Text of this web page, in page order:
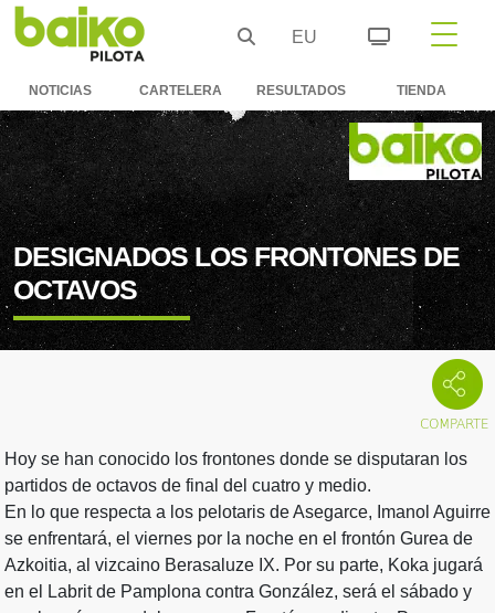
EU
NOTICIAS CARTELERA RESULTADOS TIENDA
DESIGNADOS LOS FRONTONES DE
OCTAVOS
Hoy se han conocido los frontones donde se disputaran los
partidos de octavos de final del cuatro y medio.
En lo que respecta a los pelotaris de Asegarce, Imanol Aguirre
se enfrentará, el viernes por la noche en el frontón Gurea de
Azkoitia, al vizcaino Berasaluze IX. Por su parte, Koka jugará
en el Labrit de Pamplona contra González, será el sábado y